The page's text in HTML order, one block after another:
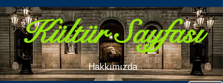
Kültür Sayfası
Hakkımızda